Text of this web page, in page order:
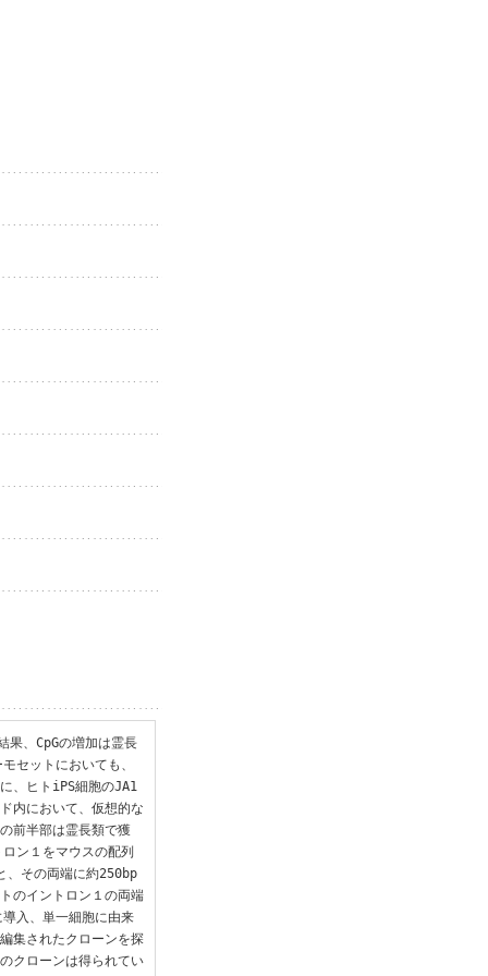
果、CpGの増加は霊長
セットにおいても、
、ヒトiPS細胞のJA1
内において、仮想的な
前半部は霊長類で獲
ン１をマウスの配列
、その両端に約250bp
のイントロン１の両端
入、単一細胞に由来
集されたクローンを探
クローンは得られてい